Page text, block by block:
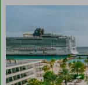
Buffet,
BBQ
of
sushi